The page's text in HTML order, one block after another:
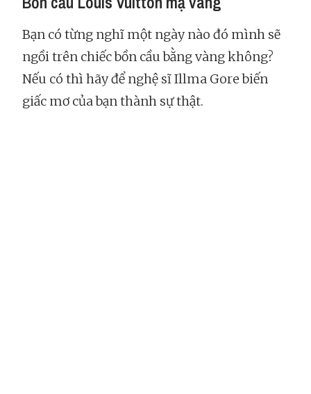
Bạn có từng nghĩ một ngày nào đó mình sẽ
ngồi trên chiếc bồn cầu bằng vàng không?
Nếu có thì hãy để nghệ sĩ Illma Gore biến
giấc mơ của bạn thành sự thật.